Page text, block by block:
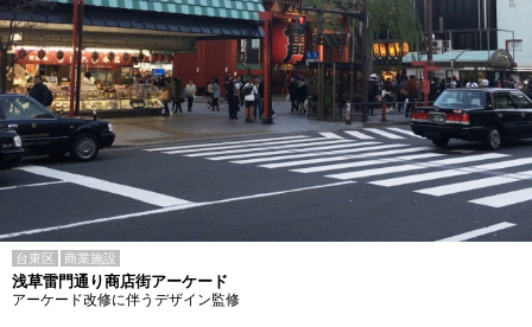
台東区 商業施設
浅草雷門通り商店街アーケード
アーケード改修に伴うデザイン監修